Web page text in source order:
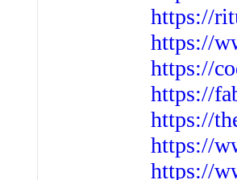
https://
https://
https://
https://
https://
https://
https://